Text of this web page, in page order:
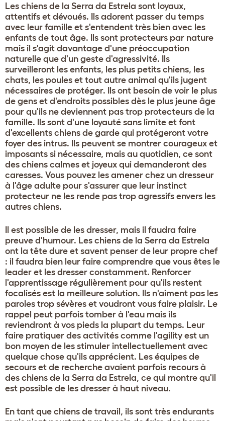
Les chiens de la Serra da Estrela sont loyaux,
attentifs et dévoués. Ils adorent passer du temps
avec leur famille et s'entendent très bien avec les
enfants de tout âge. Ils sont protecteurs par nature
mais il s'agit davantage d'une préoccupation
naturelle que d'un geste d'agressivité. Ils
surveilleront les enfants, les plus petits chiens, les
chats, les poules et tout autre animal qu'ils jugent
nécessaires de protéger. Ils ont besoin de voir le plus
de gens et d'endroits possibles dès le plus jeune âge
pour qu'ils ne deviennent pas trop protecteurs de la
famille. Ils sont d'une loyauté sans limite et font
d'excellents chiens de garde qui protégeront votre
foyer des intrus. Ils peuvent se montrer courageux et
imposants si nécessaire, mais au quotidien, ce sont
des chiens calmes et joyeux qui demanderont des
caresses. Vous pouvez les amener chez un dresseur
à l'âge adulte pour s'assurer que leur instinct
protecteur ne les rende pas trop agressifs envers les
autres chiens.
Il est possible de les dresser, mais il faudra faire
preuve d'humour. Les chiens de la Serra da Estrela
ont la tête dure et savent penser de leur propre chef
: il faudra bien leur faire comprendre que vous êtes le
leader et les dresser constamment. Renforcer
l'apprentissage régulièrement pour qu'ils restent
focalisés est la meilleure solution. Ils n'aiment pas les
paroles trop sévères et voudront vous faire plaisir. Le
rappel peut parfois tomber à l'eau mais ils
reviendront à vos pieds la plupart du temps. Leur
faire pratiquer des activités comme l'agility est un
bon moyen de les stimuler intellectuellement avec
quelque chose qu'ils apprécient. Les équipes de
secours et de recherche avaient parfois recours à
des chiens de la Serra da Estrela, ce qui montre qu'il
est possible de les dresser à haut niveau.
En tant que chiens de travail, ils sont très endurants